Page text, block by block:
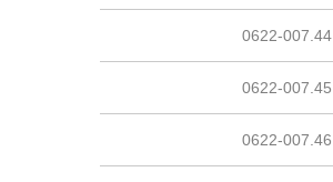
0622-007.44
0622-007.45
0622-007.46